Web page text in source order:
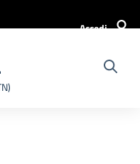
Accedi